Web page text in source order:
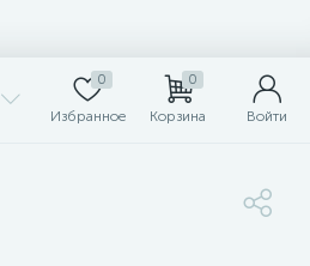
0
Избранное
0
Корзина Войти